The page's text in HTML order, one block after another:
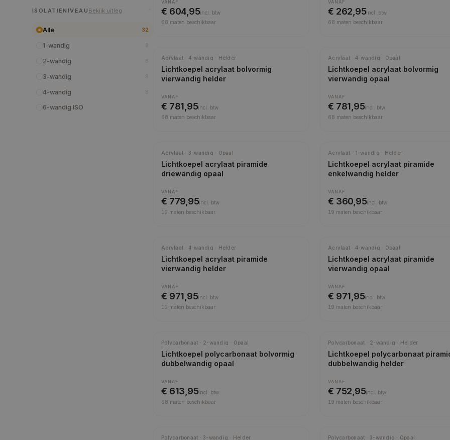
ISOLATIENIVEAU Bekijk uitleg
Alle 32
1-wandig
2-wandig
3-wandig
4-wandig
6-wandig ISO
VANAF
€ 604,95incl.
btw
68 maten beschikbaar
VANAF
€ 262,95incl.
btw
68 maten beschikbaar
Acrylaat · 4-wandig · Helder
Lichtkoepel acrylaat bolvormig
vierwandig helder
VANAF
€ 781,95incl.
btw
68 maten beschikbaar
Acrylaat · 4-wandig · Opaal
Lichtkoepel acrylaat bolvormig
vierwandig opaal
VANAF
€ 781,95incl.
btw
68 maten beschikbaar
Acrylaat · 3-wandig · Opaal
Lichtkoepel acrylaat piramide
driewandig opaal
VANAF
€ 779,95incl.
btw
19 maten beschikbaar
Acrylaat · 1-wandig · Helder
Lichtkoepel acrylaat piramide
enkelwandig helder
VANAF
€ 360,95incl.
btw
19 maten beschikbaar
Acrylaat · 4-wandig · Helder
Lichtkoepel acrylaat piramide
vierwandig helder
VANAF
€ 971,95incl.
btw
19 maten beschikbaar
Acrylaat · 4-wandig · Opaal
Lichtkoepel acrylaat piramide
vierwandig opaal
VANAF
€ 971,95incl.
btw
19 maten beschikbaar
Polycarbonaat · 2-wandig · Opaal
Lichtkoepel polycarbonaat bolvormig
dubbelwandig opaal
VANAF
€ 613,95incl.
btw
68 maten beschikbaar
Polycarbonaat · 2-wandig · Helder
Lichtkoepel polycarbonaat
dubbelwandig helder
VANAF
€ 752,95incl.
btw
19 maten beschikbaar
Polycarbonaat · 3-wandig · Helder Polycarbonaat · 3-wandig · Opaal